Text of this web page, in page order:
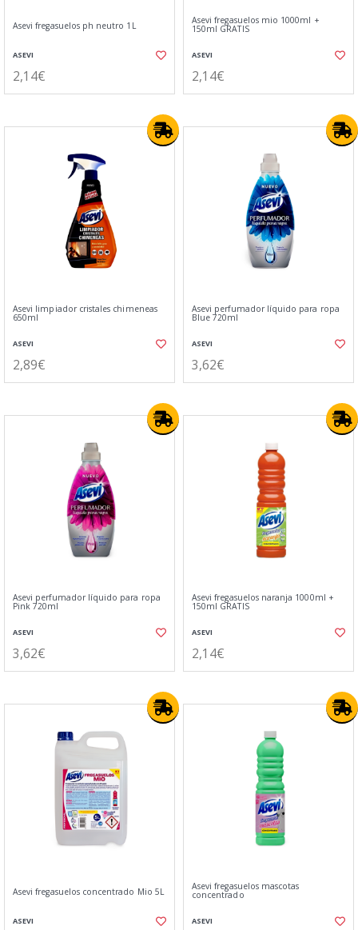
Asevi fregasuelos ph neutro 1L
ASEVI
2,14€
Asevi fregasuelos mio 1000ml +
150ml GRATIS
ASEVI
2,14€
Asevi limpiador cristales chimeneas
650ml
ASEVI
2,89€
Asevi perfumador líquido para ropa
Blue 720ml
ASEVI
3,62€
Asevi perfumador líquido para ropa
Pink 720ml
ASEVI
3,62€
Asevi fregasuelos naranja 1000ml +
150ml GRATIS
ASEVI
2,14€
Asevi fregasuelos concentrado Mio 5L
ASEVI
Asevi fregasuelos mascotas
concentrado
ASEVI